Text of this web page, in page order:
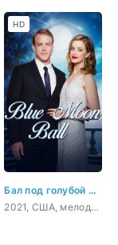
Бал под голубой луной
2021, США, мелодрама
HD